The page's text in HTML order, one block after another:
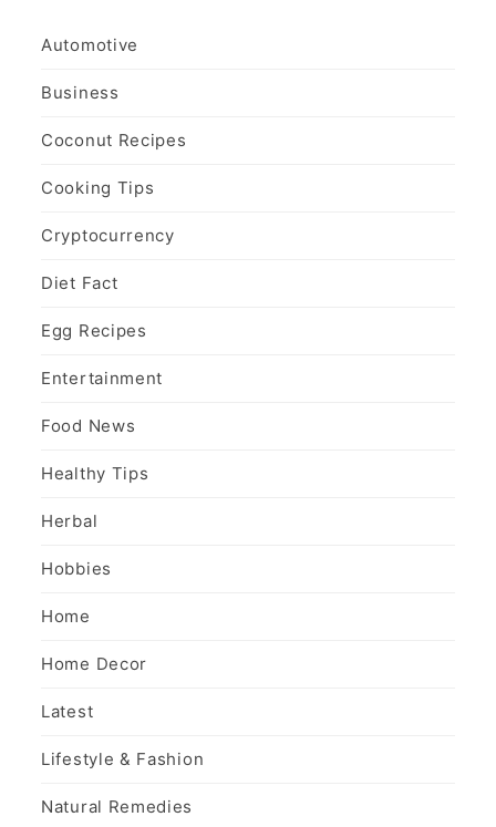
Automotive
Business
Coconut Recipes
Cooking Tips
Cryptocurrency
Diet Fact
Egg Recipes
Entertainment
Food News
Healthy Tips
Herbal
Hobbies
Home
Home Decor
Latest
Lifestyle & Fashion
Natural Remedies